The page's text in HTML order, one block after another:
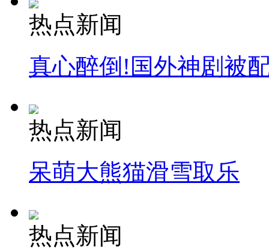
热点新闻
真心醉倒!国外神剧被
热点新闻
呆萌大熊猫滑雪取乐
热点新闻